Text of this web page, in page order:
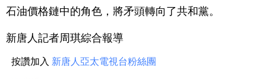
石油價格鏈中的角色，將矛頭轉向了共和黨。
新唐人記者周琪綜合報導
按讚加入 新唐人亞太電視台粉絲團